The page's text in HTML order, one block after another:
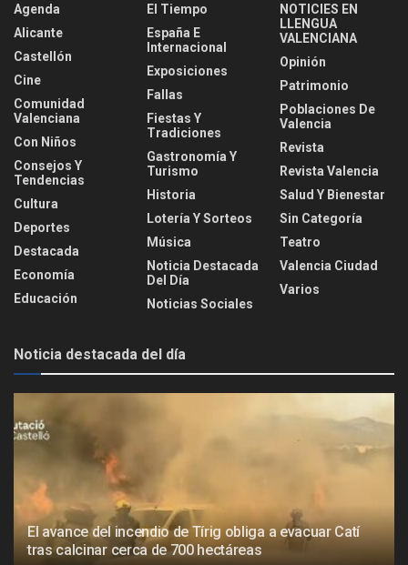
Agenda
Alicante
Castellón
Cine
Comunidad
Valenciana
Con Niños
Consejos Y
Tendencias
Cultura
Deportes
Destacada
Economía
Educación
El Tiempo
España E
Internacional
Exposiciones
Fallas
Fiestas Y
Tradiciones
Gastronomía Y
Turismo
Historia
Lotería Y Sorteos
Música
Noticia Destacada
Del Día
Noticias Sociales
NOTICIES EN
LLENGUA
VALENCIANA
Opinión
Patrimonio
Poblaciones De
Valencia
Revista
Revista Valencia
Salud Y Bienestar
Sin Categoría
Teatro
Valencia Ciudad
Varios
Noticia destacada del día
El avance del incendio de Tírig obliga a evacuar Catí
tras calcinar cerca de 700 hectáreas